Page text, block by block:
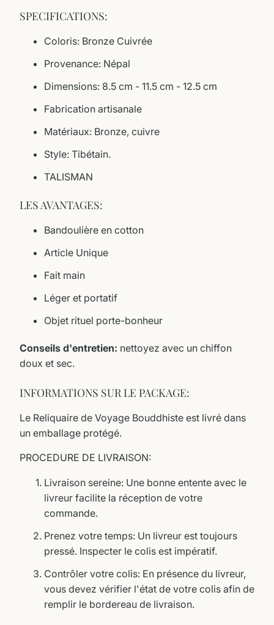
SPECIFICATIONS:
Coloris: Bronze Cuivrée
Provenance: Népal
Dimensions: 8.5 cm - 11.5 cm - 12.5 cm
Fabrication artisanale
Matériaux: Bronze, cuivre
Style: Tibétain.
TALISMAN
LES AVANTAGES:
Bandoulière en cotton
Article Unique
Fait main
Léger et portatif
Objet rituel porte-bonheur
Conseils d'entretien: nettoyez avec un chiffon
doux et sec.
INFORMATIONS SUR LE PACKAGE:
Le Reliquaire de Voyage Bouddhiste est livré dans
un emballage protégé.
PROCEDURE DE LIVRAISON:
Livraison sereine: Une bonne entente avec le
livreur facilite la réception de votre
commande.
Prenez votre temps: Un livreur est toujours
pressé. Inspecter le colis est impératif.
Contrôler votre colis: En présence du livreur,
vous devez vérifier l'état de votre colis afin de
remplir le bordereau de livraison.